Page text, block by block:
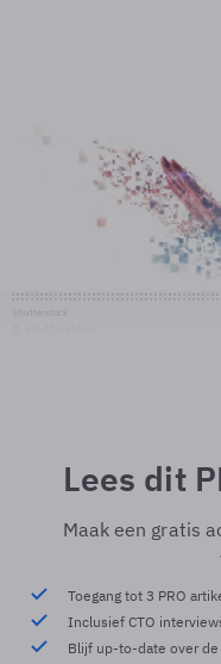
Lees dit
Maak een gratis
Toegang tot 3 PRO
Inclusief CTO
Blijf up-to-date over